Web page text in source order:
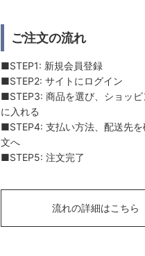
ご注文の流れ
■STEP1: 新規会員登録
■STEP2: サイトにログイン
■STEP3: 商品を選び、ショッピ
に入れる
■STEP4: 支払い方法、配送先を
文へ
■STEP5: 注文完了
流れの詳細はこちら